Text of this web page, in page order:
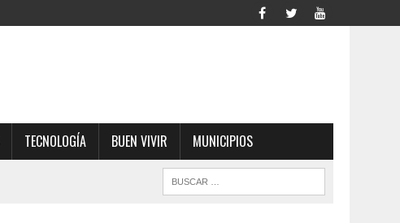
TECNOLOGÍA BUEN VIVIR MUNICIPIOS